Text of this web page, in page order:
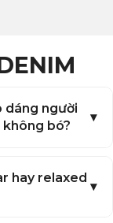
mang đến
bộ sưu tập
của chúng
lượng từ
dáng người
bó?
hay relaxed